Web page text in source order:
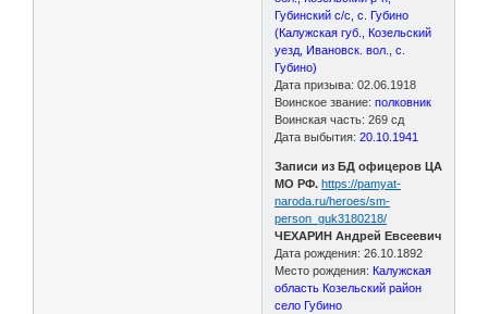
Губинский с/с, с. Губино
(Калужская губ., Козельский
уезд, Ивановск. вол., с.
Губино)
Дата призыва: 02.06.1918
Воинское звание:полковник
Воинская часть: 269 сд
Дата выбытия:20.10.1941
Записи из БД офицеров ЦА
МО РФ. https://pamyat-
naroda.ru/heroes/sm-
person_guk3180218/
ЧЕХАРИН Андрей Евсеевич
Дата рождения: 26.10.1892
Место рождения: Калужская
область Козельский район
село Губино